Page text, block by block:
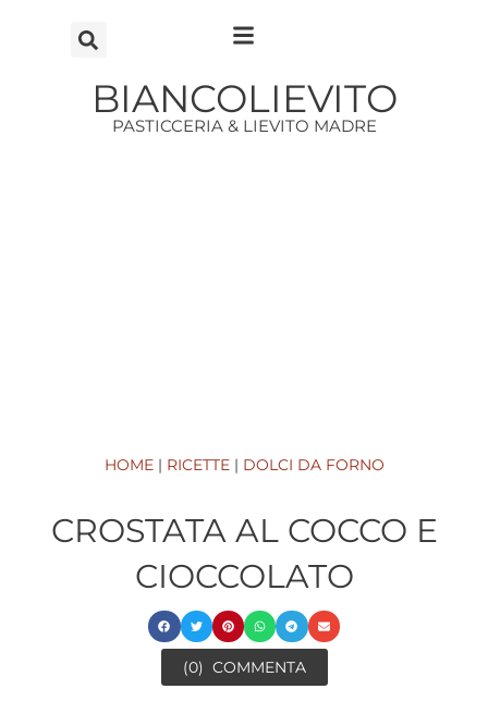
BIANCOLIEVITO
PASTICCERIA & LIEVITO MADRE
HOME| RICETTE| DOLCI DA FORNO
CROSTATA AL COCCO E
CIOCCOLATO
(0) COMMENTA